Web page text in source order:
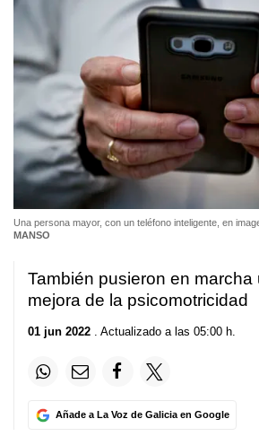
Una persona mayor, con un teléfono inteligente, en
MANSO
También pusieron en marcha
mejora de la psicomotricidad
01 jun 2022 . Actualizado a las 05:00 h.
Añade a La Voz de Galicia en Google